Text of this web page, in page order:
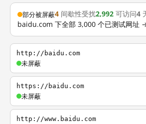
部分被屏蔽4 间歇性受扰2,992 可访问4
baidu.com 下全部 3,000 个已测试网址
http://baidu.com
未屏蔽
https://baidu.com
未屏蔽
http://www.baidu.com